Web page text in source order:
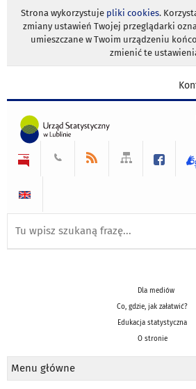
Strona wykorzystuje pliki cookies.
zmiany ustawień Twojej przeglądarki
umieszczane w Twoim urządzeniu
zmienić te
Dla mediów
Co, gdzie, jak załatwić?
Edukacja statystyczna
O stronie
Menu główne